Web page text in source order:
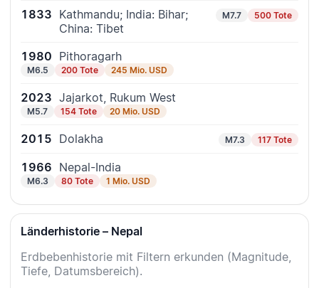
1833 Kathmandu; India: Bihar;
China: Tibet
M7.7 500 Tote
1980 Pithoragarh
M6.5 200 Tote 245 Mio. USD
2023 Jajarkot, Rukum West
M5.7 154 Tote 20 Mio. USD
2015 Dolakha M7.3 117 Tote
1966 Nepal-India
M6.3 80 Tote 1 Mio. USD
Länderhistorie – Nepal
Erdbebenhistorie mit Filtern erkunden (Magnitude,
Tiefe, Datumsbereich).